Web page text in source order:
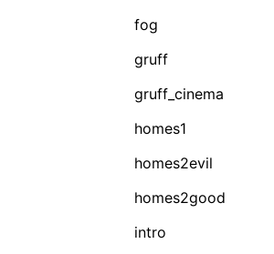
fog
gruff
gruff_cinema
homes1
homes2evil
homes2good
intro